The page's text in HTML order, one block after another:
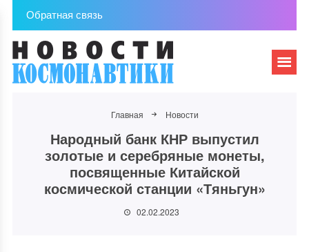
Обратная связь
Главная Новости
Народный банк КНР выпустил
золотые и серебряные монеты,
посвященные Китайской
космической станции «Тяньгун»
02.02.2023